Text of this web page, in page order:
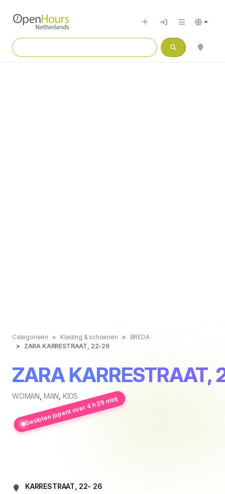
Categorieën Kleding & schoenen
BREDA
ZARA KARRESTRAAT, 22-26
ZARA KARRESTRAAT,
WOMAN MAN KIDS
Gesloten (opent over 4 h 29 min)
KARRESTRAAT, 22- 26